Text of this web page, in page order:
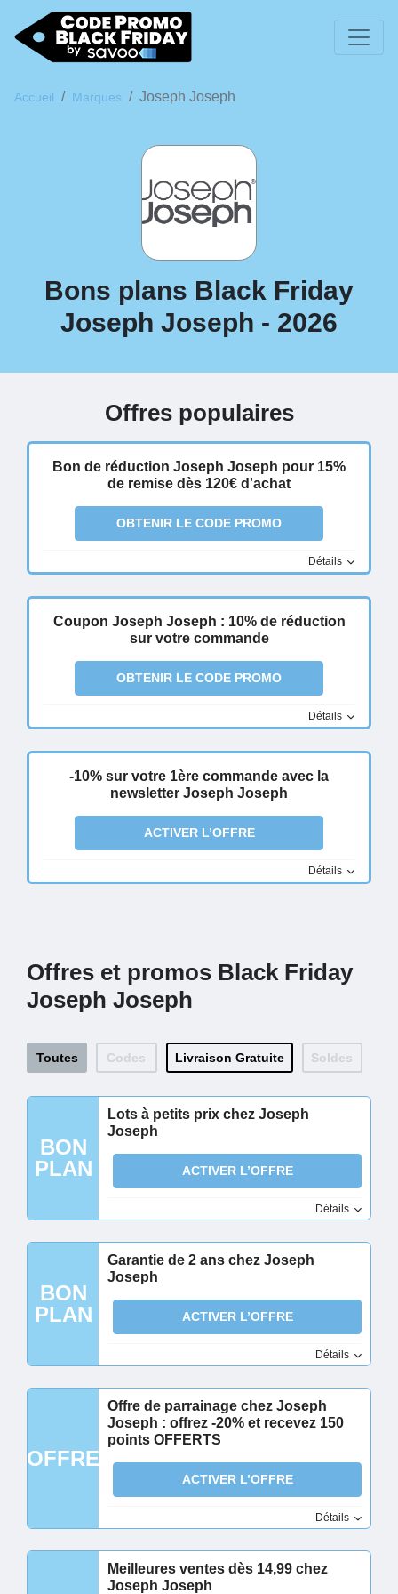
Accueil Marques Joseph Joseph
Bons plans Black Friday
Joseph Joseph - 2026
Offres populaires
Bon de réduction Joseph Joseph pour 15%
de remise dès 120€ d'achat
OBTENIR LE CODE PROMO
Détails
Coupon Joseph Joseph : 10% de réduction
sur votre commande
OBTENIR LE CODE PROMO
Détails
-10% sur votre 1ère commande avec la
newsletter Joseph Joseph
ACTIVER L’OFFRE
Détails
Offres et promos Black Friday
Joseph Joseph
Toutes Codes Livraison Gratuite Soldes
BON
PLAN
Lots à petits prix chez Joseph
Joseph
ACTIVER L’OFFRE
Détails
BON
PLAN
Garantie de 2 ans chez Joseph
Joseph
ACTIVER L’OFFRE
Détails
OFFRE
Offre de parrainage chez Joseph
Joseph : offrez -20% et recevez 150
points OFFERTS
ACTIVER L’OFFRE
Détails
Meilleures ventes dès 14,99 chez
Joseph Joseph